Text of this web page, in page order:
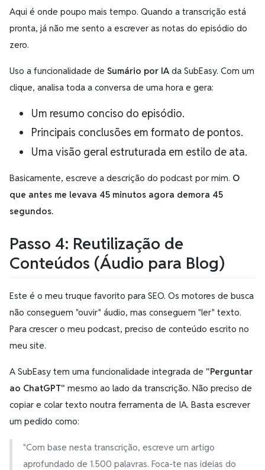
Aqui é onde poupo mais tempo. Quando a transcrição está
pronta, já não me sento a escrever as notas do episódio do
zero.
Uso a funcionalidade de Sumário por IA da SubEasy. Com um
clique, analisa toda a conversa de uma hora e gera:
Um resumo conciso do episódio.
Principais conclusões em formato de pontos.
Uma visão geral estruturada em estilo de ata.
Basicamente, escreve a descrição do podcast por mim. O
que antes me levava 45 minutos agora demora 45
segundos.
Passo 4: Reutilização de
Conteúdos (Áudio para Blog)
Este é o meu truque favorito para SEO. Os motores de busca
não conseguem "ouvir" áudio, mas conseguem "ler" texto.
Para crescer o meu podcast, preciso de conteúdo escrito no
meu site.
A SubEasy tem uma funcionalidade integrada de "Perguntar
ao ChatGPT" mesmo ao lado da transcrição. Não preciso de
copiar e colar texto noutra ferramenta de IA. Basta escrever
um pedido como:
"Com base nesta transcrição, escreve um artigo
aprofundado de 1.500 palavras. Foca-te nas ideias do